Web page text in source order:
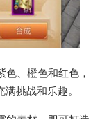
、橙色和红色，
挑战和乐趣。